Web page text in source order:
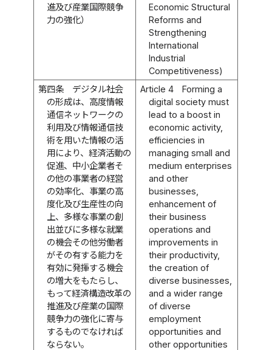
進及び産業国際競争
力の強化）
Economic Structural
Reforms and
Strengthening
International
Industrial
Competitiveness)
第四条
デジタル社会
の形成は、高度情報
通信ネットワークの
利用及び情報通信技
術を用いた情報の活
用により、経済活動の
促進、中小企業者そ
の他の事業者の経営
の効率化、事業の高
度化及び生産性の向
上、多様な事業の創
出並びに多様な就業
の機会その他労働者
がその有する能力を
有効に発揮する機会
の増大をもたらし、
もって経済構造改革の
推進及び産業の国際
競争力の強化に寄与
するものでなければ
ならない。
Article 4
Forming a
digital society must
lead to a boost in
economic activity,
efficiencies in
managing small and
medium enterprises
and other
businesses,
enhancement of
their business
operations and
improvements in
their productivity,
the creation of
diverse businesses,
and a wider range
of diverse
employment
opportunities and
other opportunities